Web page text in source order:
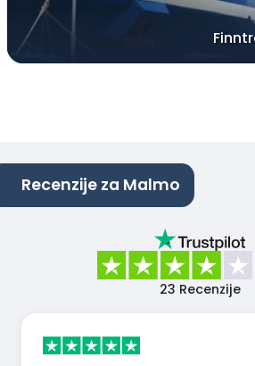
Recenzije za Malmo
23 Recenzije